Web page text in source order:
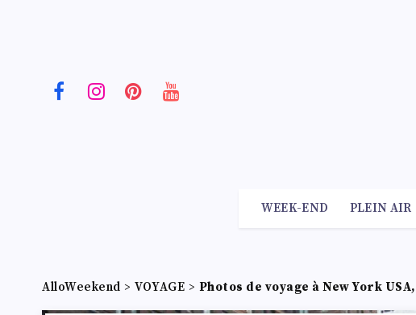
WEEK-END PLEIN AIR
AlloWeekend > VOYAGE > Photos de voyage à New York